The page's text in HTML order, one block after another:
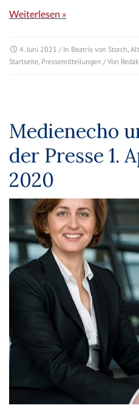
Weiterlesen »
4. Juni 2021 / In Beatrix von Storch
Startseite Pressemitteilungen / Von
Medienecho
der Presse 1.
2020